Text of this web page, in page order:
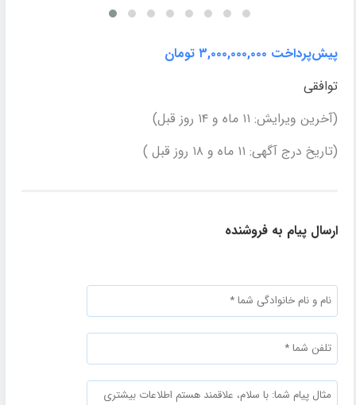
پیش‌پرداخت ۳,۰۰۰,۰۰۰,۰۰۰ تومان
توافقی
(آخرین ویرایش: ۱۱ ماه و ۱۴ روز قبل)
(تاریخ درج آگهی: ۱۱ ماه و ۱۸ روز قبل )
ارسال پیام به فروشنده